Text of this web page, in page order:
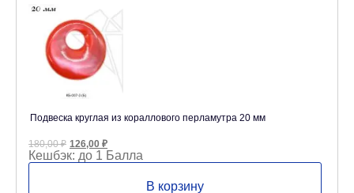
Подвеска круглая из кораллового перламутра 20 мм
180,00₽ Первоначальная
цена
составляла
126,00 ₽Текущая
цена:
126,00 ₽.
Кешбэк: до 1 Балла
В корзину